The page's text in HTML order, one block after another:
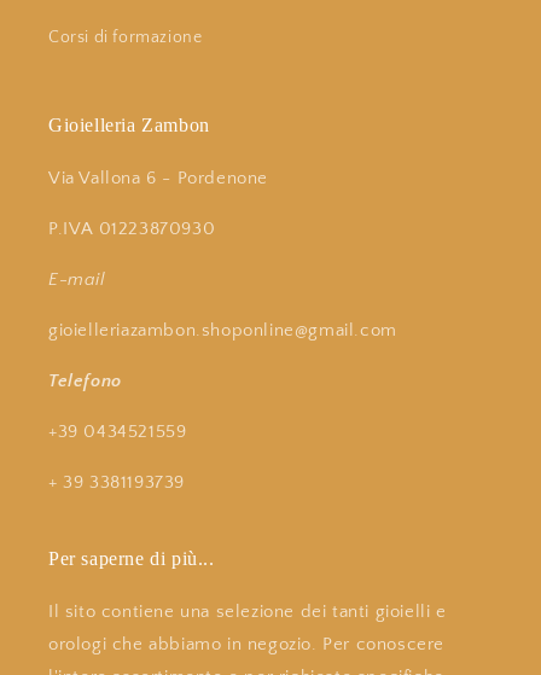
Corsi di formazione
Gioielleria Zambon
Via Vallona 6 - Pordenone
P.IVA 01223870930
E-mail
gioielleriazambon.shoponline@gmail.com
Telefono
+39 0434521559
+ 39 3381193739
Per saperne di più...
Il sito contiene una selezione dei tanti gioielli e
orologi che abbiamo in negozio. Per conoscere